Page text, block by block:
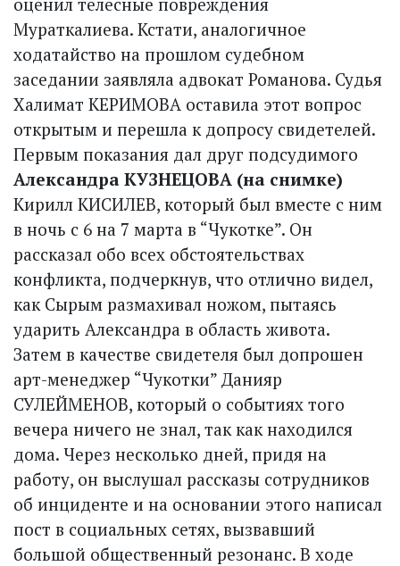
Мураткалиева. Кстати, аналогичное
ходатайство на прошлом судебном
заседании заявляла адвокат Романова. Судья
Халимат КЕРИМОВА оставила этот вопрос
открытым и перешла к допросу свидетелей.
Первым показания дал друг подсудимого
Александра КУЗНЕЦОВА (на снимке)
Кирилл КИСИЛЕВ, который был вместе с ним
в ночь с 6 на 7 марта в “Чукотке”. Он
рассказал обо всех обстоятельствах
конфликта, подчеркнув, что отлично видел,
как Сырым размахивал ножом, пытаясь
ударить Александра в область живота.
Затем в качестве свидетеля был допрошен
арт-менеджер “Чукотки” Данияр
СУЛЕЙМЕНОВ, который о событиях того
вечера ничего не знал, так как находился
дома. Через несколько дней, придя на
работу, он выслушал рассказы сотрудников
об инциденте и на основании этого написал
пост в социальных сетях, вызвавший
большой общественный резонанс. В ходе